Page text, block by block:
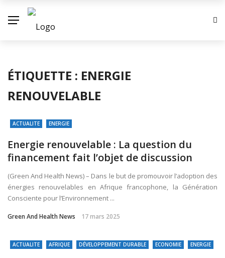
ÉTIQUETTE : ENERGIE
RENOUVELABLE
ACTUALITE ENERGIE
Energie renouvelable : La question du
financement fait l’objet de discussion
(Green And Health News) – Dans le but de promouvoir l’adoption des
énergies renouvelables en Afrique francophone, la Génération
Consciente pour l’Environnement ...
Green And Health News 17 mars 2025
ACTUALITE AFRIQUE DÉVELOPPEMENT DURABLE ECONOMIE ENERGIE